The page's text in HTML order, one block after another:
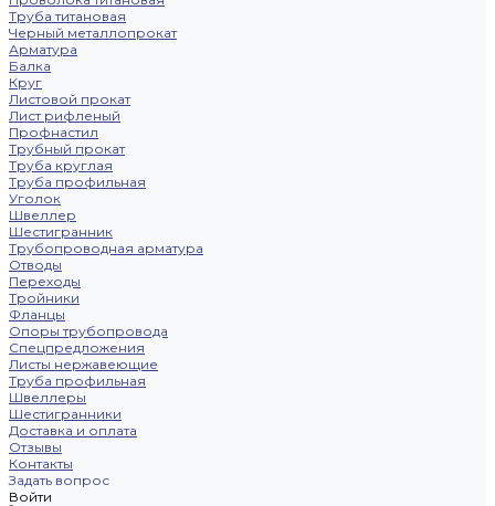
Труба титановая
Черный металлопрокат
Арматура
Балка
Круг
Листовой прокат
Лист рифленый
Профнастил
Трубный прокат
Труба круглая
Труба профильная
Уголок
Швеллер
Шестигранник
Трубопроводная арматура
Отводы
Переходы
Тройники
Фланцы
Опоры трубопровода
Спецпредложения
Листы нержавеющие
Труба профильная
Швеллеры
Шестигранники
Доставка и оплата
Отзывы
Контакты
Задать вопрос
Войти